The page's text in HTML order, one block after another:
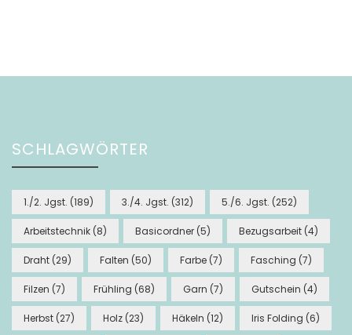
SCHLAGWÖRTER
1./2. Jgst. (189) 3./4. Jgst. (312) 5./6. Jgst. (252)
Arbeitstechnik (8) Basicordner (5) Bezugsarbeit (4)
Draht (29) Falten (50) Farbe (7) Fasching (7)
Filzen (7) Frühling (68) Garn (7) Gutschein (4)
Herbst (27) Holz (23) Häkeln (12) Iris Folding (6)